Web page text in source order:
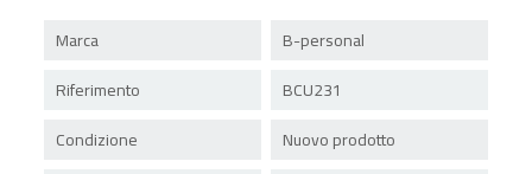
Marca
B-personal
Riferimento
BCU231
Condizione
Nuovo prodotto